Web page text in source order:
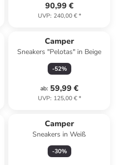
90,99 €
UVP: 240,00 €*
Camper
Sneakers "Pelotas" in Beige
-52%
ab: 59,99 €
UVP: 125,00 €*
Camper
Sneakers in Weiß
-30%